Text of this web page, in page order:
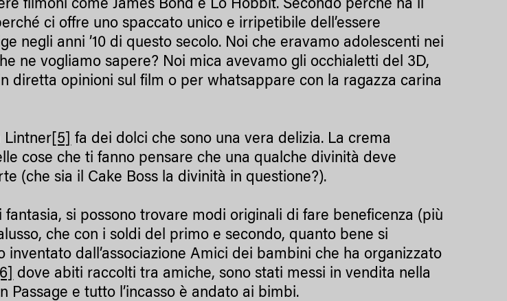
filmoni come James Bond e Lo Hobbit. Secondo perché ha il
ci offre uno spaccato unico e irripetibile dell’essere
negli anni ’10 di questo secolo. Noi che eravamo adolescenti nei
ne vogliamo sapere? Noi mica avevamo gli occhialetti del 3D,
diretta opinioni sul film o per whatsappare con la ragazza carina
Lintner [5]
fa dei dolci che sono una vera delizia. La crema
cose che ti fanno pensare che una qualche divinità deve
(che sia il Cake Boss la divinità in questione?).
fantasia, si possono trovare modi originali di fare beneficenza (più
che con i soldi del primo e secondo, quanto bene si
dall’associazione Amici dei bambini che ha organizzato
[6]
dove abiti raccolti tra amiche, sono stati messi in vendita nella
Passage e tutto l’incasso è andato ai bimbi.